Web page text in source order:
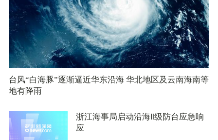
台风“白海豚”逐渐逼近华东沿海 华北地区及云南海南等
地有降雨
浙江海事局启动沿海Ⅱ级防台应急响
应